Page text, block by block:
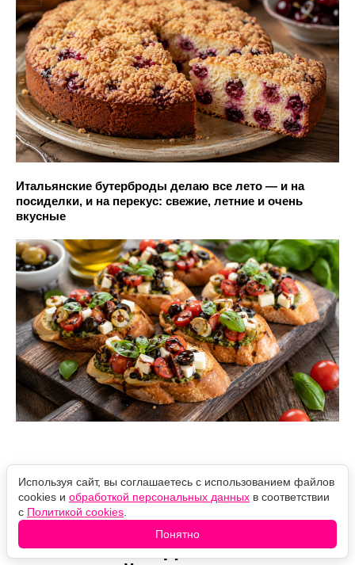
Итальянские бутерброды делаю все лето — и на
посиделки, и на перекус: свежие, летние и очень
вкусные
Всего 4 ингредиента: этот
ленивый «Муравейник»
исчезает за одно чаепитие
Используя сайт, вы соглашаетесь с использованием файлов
cookies и обработкой персональных данных в соответствии
с Политикой cookies
Понятно